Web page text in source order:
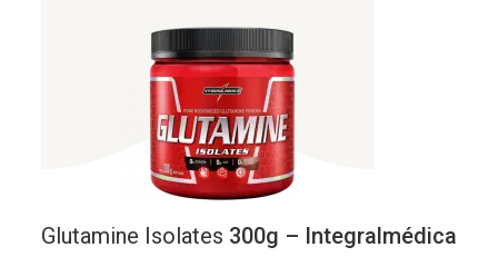
Glutamine Isolates 300g – Integralmédica